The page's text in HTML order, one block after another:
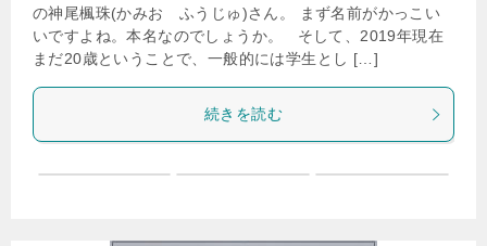
の神尾楓珠(かみお ふうじゅ)さん。 まず名前がかっこい
いですよね。本名なのでしょうか。 そして、2019年現在
まだ20歳ということで、一般的には学生とし […]
続きを読む